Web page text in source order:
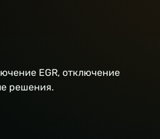
EGR, отключение
решения.